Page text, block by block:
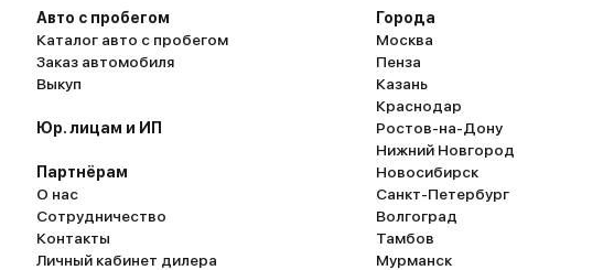
Авто с пробегом
Каталог авто с пробегом
Заказ автомобиля
Выкуп
Юр. лицам и ИП
Партнёрам
О нас
Сотрудничество
Контакты
Личный кабинет дилера
Города
Москва
Пенза
Казань
Краснодар
Ростов-на-Дону
Нижний Новгород
Новосибирск
Санкт-Петербург
Волгоград
Тамбов
Мурманск